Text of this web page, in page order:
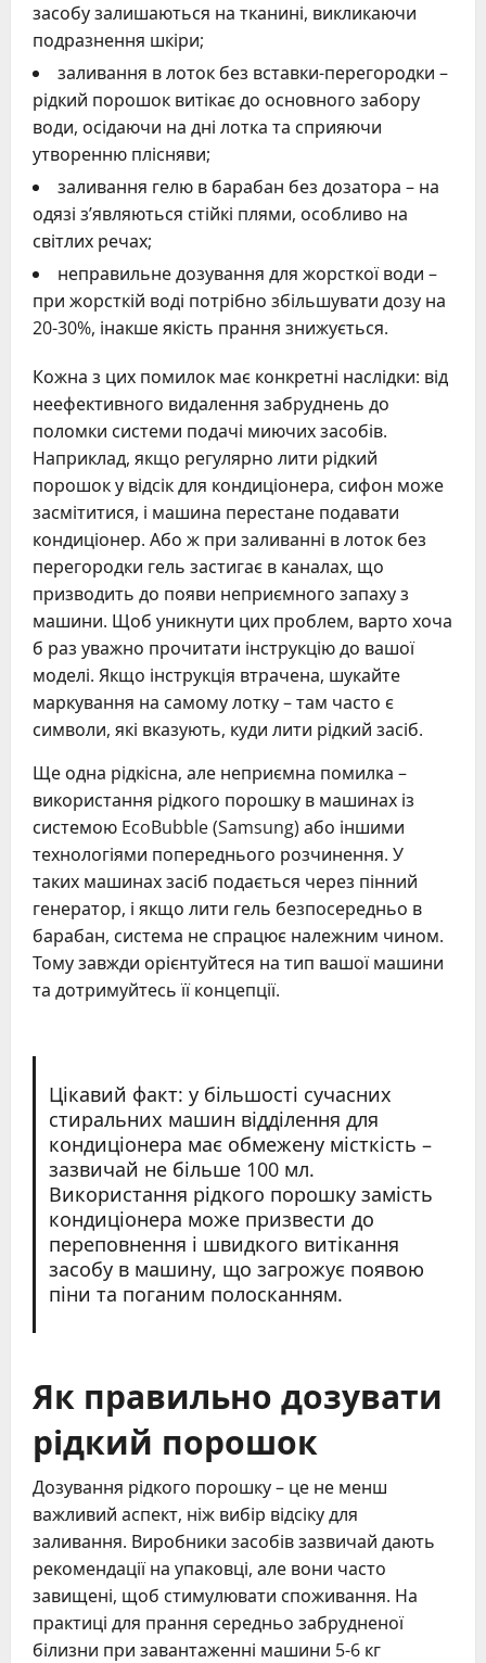
засобу залишаються на тканині, викликаючи
подразнення шкіри;
заливання в лоток без вставки-перегородки –
рідкий порошок витікає до основного забору
води, осідаючи на дні лотка та сприяючи
утворенню плісняви;
заливання гелю в барабан без дозатора – на
одязі з’являються стійкі плями, особливо на
світлих речах;
неправильне дозування для жорсткої води –
при жорсткій воді потрібно збільшувати дозу на
20-30%, інакше якість прання знижується.
Кожна з цих помилок має конкретні наслідки: від
неефективного видалення забруднень до
поломки системи подачі миючих засобів.
Наприклад, якщо регулярно лити рідкий
порошок у відсік для кондиціонера, сифон може
засмітитися, і машина перестане подавати
кондиціонер. Або ж при заливанні в лоток без
перегородки гель застигає в каналах, що
призводить до появи неприємного запаху з
машини. Щоб уникнути цих проблем, варто хоча
б раз уважно прочитати інструкцію до вашої
моделі. Якщо інструкція втрачена, шукайте
маркування на самому лотку – там часто є
символи, які вказують, куди лити рідкий засіб.
Ще одна рідкісна, але неприємна помилка –
використання рідкого порошку в машинах із
системою EcoBubble (Samsung) або іншими
технологіями попереднього розчинення. У
таких машинах засіб подається через пінний
генератор, і якщо лити гель безпосередньо в
барабан, система не спрацює належним чином.
Тому завжди орієнтуйтеся на тип вашої машини
та дотримуйтесь її концепції.
Цікавий факт: у більшості сучасних
стиральних машин відділення для
кондиціонера має обмежену місткість –
зазвичай не більше 100 мл.
Використання рідкого порошку замість
кондиціонера може призвести до
переповнення і швидкого витікання
засобу в машину, що загрожує появою
піни та поганим полосканням.
Як правильно дозувати
рідкий порошок
Дозування рідкого порошку – це не менш
важливий аспект, ніж вибір відсіку для
заливання. Виробники засобів зазвичай дають
рекомендації на упаковці, але вони часто
завищені, щоб стимулювати споживання. На
практиці для прання середньо забрудненої
білизни при завантаженні машини 5-6 кг